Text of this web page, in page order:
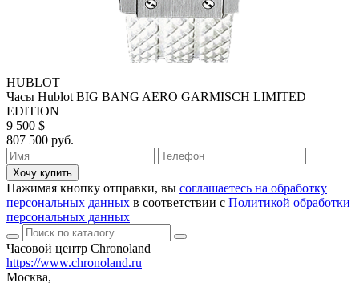
HUBLOT
Часы Hublot BIG BANG AERO GARMISCH LIMITED
EDITION
9 500 $
807 500 руб.
Хочу купить
Нажимая кнопку отправки, вы соглашаетесь на обработку
персональных данных в соответствии с Политикой обработки
персональных данных
Часовой центр Chronoland
https://www.chronoland.ru
Москва,